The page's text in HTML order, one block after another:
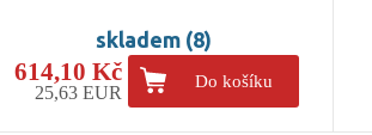
skladem (8)
614,10 Kč
25,63 EUR
Do košíku